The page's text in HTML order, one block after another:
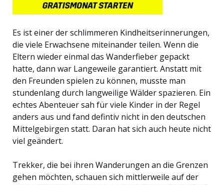
Es ist einer der schlimmeren Kindheitserinnerungen,
die viele Erwachsene miteinander teilen. Wenn die
Eltern wieder einmal das Wanderfieber gepackt
hatte, dann war Langeweile garantiert. Anstatt mit
den Freunden spielen zu können, musste man
stundenlang durch langweilige Wälder spazieren. Ein
echtes Abenteuer sah für viele Kinder in der Regel
anders aus und fand defintiv nicht in den deutschen
Mittelgebirgen statt. Daran hat sich auch heute nicht
viel geändert.
Trekker, die bei ihren Wanderungen an die Grenzen
gehen möchten, schauen sich mittlerweile auf der